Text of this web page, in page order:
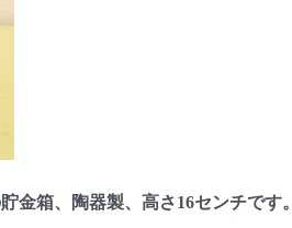
箱、陶器製、高さ16センチです。